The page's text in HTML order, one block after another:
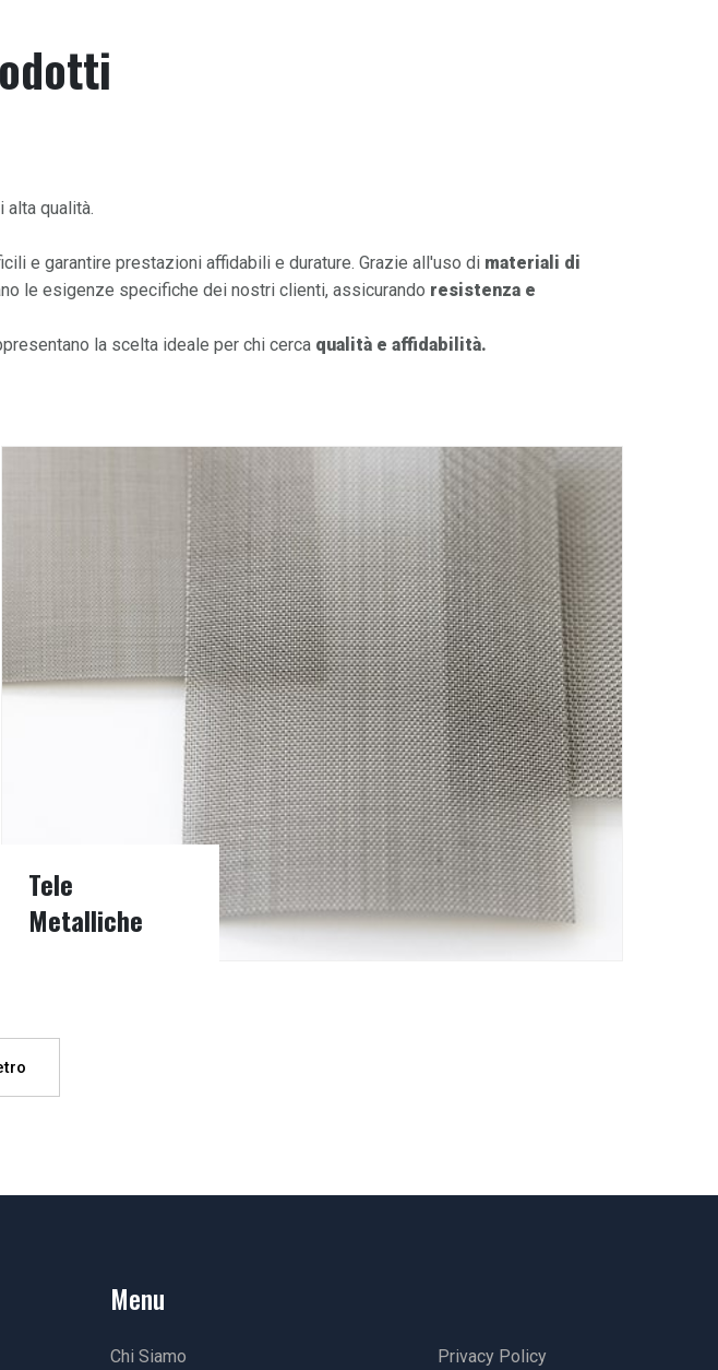
alta qualità.
e garantire prestazioni affidabili e durature. Grazie all'uso di materiali di
le esigenze specifiche dei nostri clienti, assicurando resistenza e
la scelta ideale per chi cerca qualità e affidabilità.
Tele
Metalliche
Menu
Chi Siamo Privacy Policy